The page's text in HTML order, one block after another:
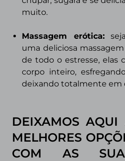
muito.
Massagem erótica:
uma deliciosa
de todo o estresse, elas
corpo inteiro,
deixando totalmente em
DEIXAMOS AQUI
MELHORES
COM AS